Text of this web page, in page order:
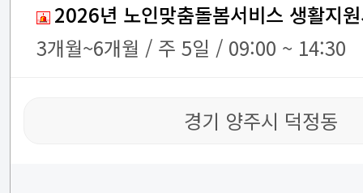
2026년 노인맞춤돌봄서비스 생활지
3개월~6개월 / 주 5일 / 09:00 ~ 14:30
경기 양주시 덕정동